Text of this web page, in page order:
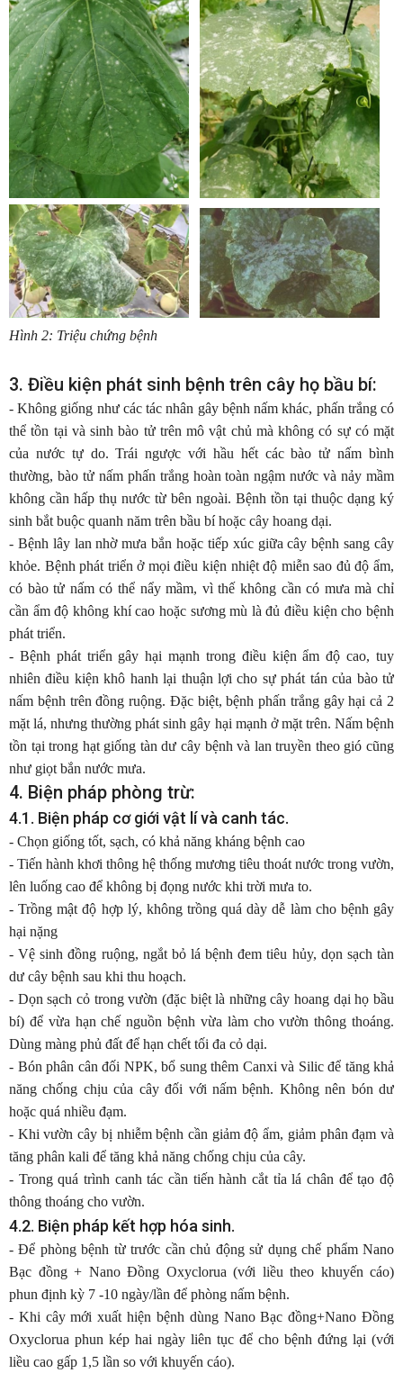
Hình 2: Triệu chứng bệnh
3. Điều kiện phát sinh bệnh trên cây họ bầu bí:
- Không giống như các tác nhân gây bệnh nấm khác, phấn trắng có
thể tồn tại và sinh bào tử trên mô vật chủ mà không có sự có mặt
của nước tự do. Trái ngược với hầu hết các bào tử nấm bình
thường, bào tử nấm phấn trắng hoàn toàn ngậm nước và nảy mầm
không cần hấp thụ nước từ bên ngoài. Bệnh tồn tại thuộc dạng ký
sinh bắt buộc quanh năm trên bầu bí hoặc cây hoang dại.
- Bệnh lây lan nhờ mưa bắn hoặc tiếp xúc giữa cây bệnh sang cây
khỏe. Bệnh phát triển ở mọi điều kiện nhiệt độ miễn sao đủ độ ẩm,
có bào tử nấm có thể nẩy mầm, vì thế không cần có mưa mà chỉ
cần ẩm độ không khí cao hoặc sương mù là đủ điều kiện cho bệnh
phát triển.
- Bệnh phát triển gây hại mạnh trong điều kiện ẩm độ cao, tuy
nhiên điều kiện khô hanh lại thuận lợi cho sự phát tán của bào tử
nấm bệnh trên đồng ruộng. Đặc biệt, bệnh phấn trắng gây hại cả 2
mặt lá, nhưng thường phát sinh gây hại mạnh ở mặt trên. Nấm bệnh
tồn tại trong hạt giống tàn dư cây bệnh và lan truyền theo gió cũng
như giọt bắn nước mưa.
4. Biện pháp phòng trừ:
4.1. Biện pháp cơ giới vật lí và canh tác.
- Chọn giống tốt, sạch, có khả năng kháng bệnh cao
- Tiến hành khơi thông hệ thống mương tiêu thoát nước trong vườn,
lên luống cao để không bị đọng nước khi trời mưa to.
- Trồng mật độ hợp lý, không trồng quá dày dễ làm cho bệnh gây
hại nặng
- Vệ sinh đồng ruộng, ngắt bỏ lá bệnh đem tiêu hủy, dọn sạch tàn
dư cây bệnh sau khi thu hoạch.
- Dọn sạch cỏ trong vườn (đặc biệt là những cây hoang dại họ bầu
bí) để vừa hạn chế nguồn bệnh vừa làm cho vườn thông thoáng.
Dùng màng phủ đất để hạn chết tối đa cỏ dại.
- Bón phân cân đối NPK, bổ sung thêm Canxi và Silic để tăng khả
năng chống chịu của cây đối với nấm bệnh. Không nên bón dư
hoặc quá nhiều đạm.
- Khi vườn cây bị nhiễm bệnh cần giảm độ ẩm, giảm phân đạm và
tăng phân kali để tăng khả năng chống chịu của cây.
- Trong quá trình canh tác cần tiến hành cắt tỉa lá chân để tạo độ
thông thoáng cho vườn.
4.2. Biện pháp kết hợp hóa sinh.
- Để phòng bệnh từ trước cần chủ động sử dụng chế phẩm Nano
Bạc đồng + Nano Đồng Oxyclorua (với liều theo khuyến cáo)
phun định kỳ 7 -10 ngày/lần để phòng nấm bệnh.
- Khi cây mới xuất hiện bệnh dùng Nano Bạc đồng+Nano Đồng
Oxyclorua phun kép hai ngày liên tục để cho bệnh đứng lại (với
liều cao gấp 1,5 lần so với khuyến cáo).